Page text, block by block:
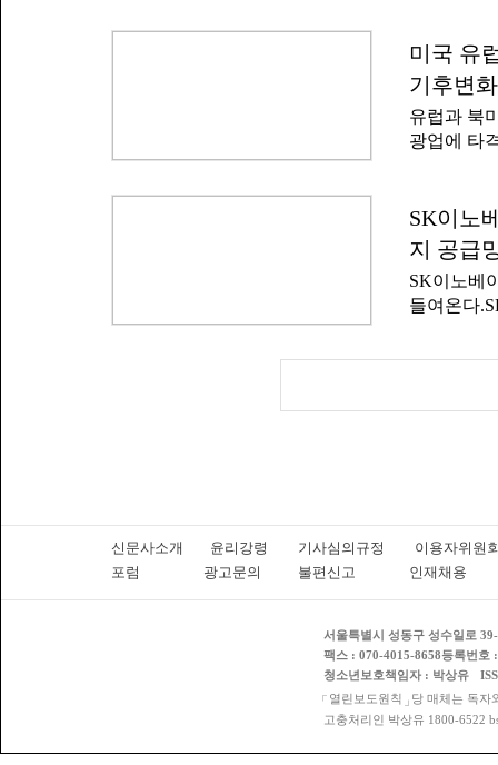
와 타당성
적했다.가
당 사업은
환경부 장
도지사에
스의 '기업
량) 감축에
했다.소비
온실가스
의 책임을
기후변화
다'며 '에너
발생하는
과 확실성
미국 유
기후변
유럽과 북
광업에 타
26만 명,
국가의 소
을 겪고
때문이다.
일 평균 기
는 산불로
현상도 나
SK이노
지 공급
SK이노베
들여온다
설비 건설
37.5%를
가스전에
보유 지분
신문사소개 윤리강령 기사심의규정 이용자위
포럼
광고문의 불편신고 인재채용
서울특별시 성동구 성수일로
팩스 : 070-4015-8658등록번호
청소년보호책임자 : 박상유
열린보도원칙 당 매체는 독자
고충처리인 박상유 1800-6522